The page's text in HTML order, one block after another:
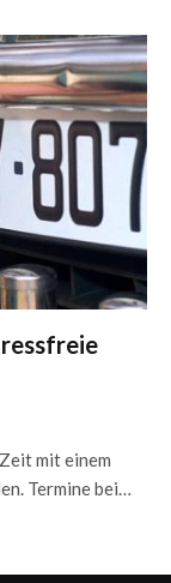
mit einem
Termine bei…